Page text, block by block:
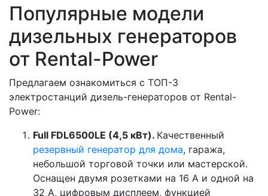
Популярные модели
дизельных генераторов
от Rental-Power
Предлагаем ознакомиться с ТОП-3
электростанций дизель-генераторов от Rental-
Power:
Full FDL6500LE (4,5 кВт). Качественный
резервный генератор для дома, гаража,
небольшой торговой точки или мастерской.
Оснащен двумя розетками на 16 А и одной на
32 А, цифровым дисплеем, функцией